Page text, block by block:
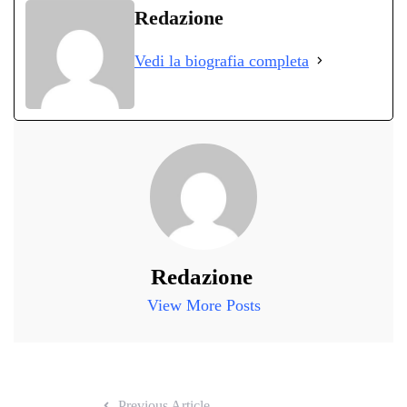
ok r
ts
pp
gr
m
ed
di
Redazione
Vedi la biografia completa
Redazione
View More Posts